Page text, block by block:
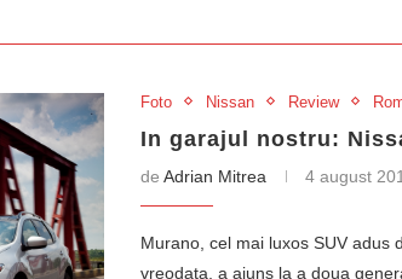
Foto Nissan Review
In garajul nostru:
de Adrian Mitrea 4 august
Murano, cel mai luxos SUV adus
vreodata, a ajuns la a doua